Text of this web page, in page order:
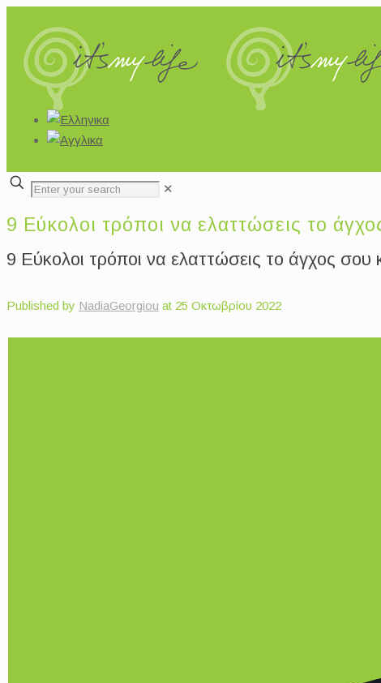
✕
9 Εύκολοι τρόποι να ελαττώσεις το
9 Εύκολοι τρόποι να ελαττώσεις το άγχος σου
Published by NadiaGeorgiou at 25 Οκτωβρίου 2022